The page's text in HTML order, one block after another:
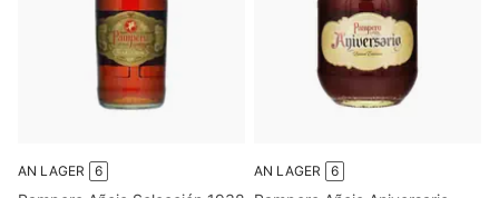
AN LAGER 6 AN LAGER 6